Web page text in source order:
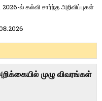
ல் கல்வி சார்ந்த அறிவிப்புகள்
முழு விவரங்கள்